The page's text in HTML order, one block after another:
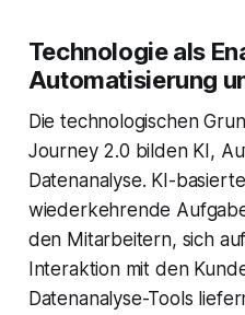
Technologie als
Automatisierung
Die technologischen
Journey 2.0 bilden KI,
Datenanalyse. KI-
wiederkehrende
den Mitarbeitern, sich
Interaktion mit den
Datenanalyse-Tools